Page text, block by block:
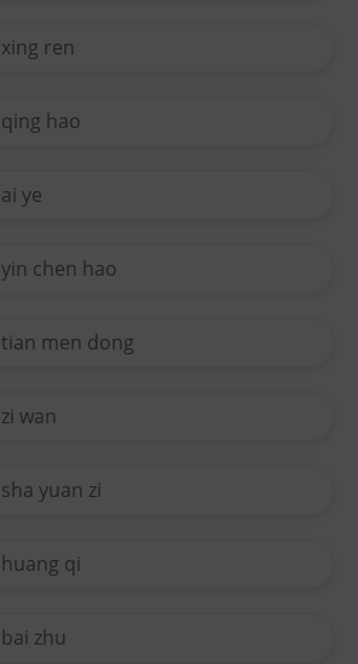
xing ren
qing hao
ai ye
yin chen hao
tian men dong
zi wan
sha yuan zi
huang qi
bai zhu